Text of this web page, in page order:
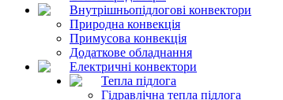
Внутрішньопідлогові конвектори
Природна конвекція
Примусова конвекція
Додаткове обладнання
Електричні конвектори
Тепла підлога
Гідравлічна тепла підлога